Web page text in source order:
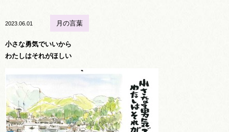
正楽寺日誌
仏事の心得
アクセス
お問い合わせ
2023.06.01 月の言葉
小さな勇気でいいから
わたしはそれがほしい